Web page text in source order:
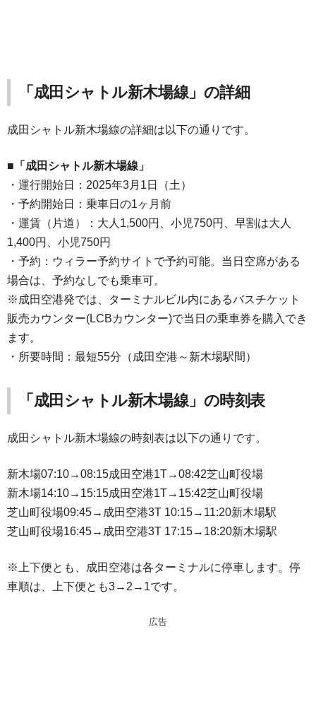
「成田シャトル新木場線」の詳細
成田シャトル新木場線の詳細は以下の通りです。
■「成田シャトル新木場線」
・運行開始日：2025年3月1日（土）
・予約開始日：乗車日の1ヶ月前
・運賃（片道）：大人1,500円、小児750円、早割は大人
1,400円、小児750円
・予約：ウィラー予約サイトで予約可能。当日空席がある
場合は、予約なしでも乗車可。
※成田空港発では、ターミナルビル内にあるバスチケット
販売カウンター(LCBカウンター)で当日の乗車券を購入でき
ます。
・所要時間：最短55分（成田空港～新木場駅間）
「成田シャトル新木場線」の時刻表
成田シャトル新木場線の時刻表は以下の通りです。
新木場07:10→08:15成田空港1T→08:42芝山町役場
新木場14:10→15:15成田空港1T→15:42芝山町役場
芝山町役場09:45→成田空港3T 10:15→11:20新木場駅
芝山町役場16:45→成田空港3T 17:15→18:20新木場駅
※上下便とも、成田空港は各ターミナルに停車します。停
車順は、上下便とも3→2→1です。
広告